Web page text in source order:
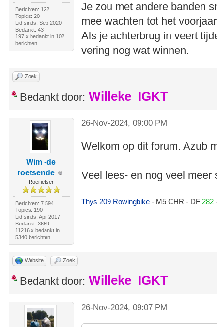
Berichten: 122
Topics: 20
Lid sinds: Sep 2020
Bedankt: 43
197 x bedankt in 102
berichten
Je zou met andere banden
mee wachten tot het
Als je achterbrug in veert
vering nog wat winnen.
Zoek
Bedankt door: Willeke_IGKT
Wim -de
roetsende
Roeifietser
Berichten: 7.594
Topics: 190
Lid sinds: Apr 2017
Bedankt: 3659
11216 x bedankt in
5340 berichten
26-Nov-2024, 09:00 PM
Welkom op dit forum. Azub
Veel lees- en nog veel meer
Thys 209 Rowingbike- M5 CHR - DF 282
Website Zoek
Bedankt door: Willeke_IGKT
26-Nov-2024, 09:07 PM